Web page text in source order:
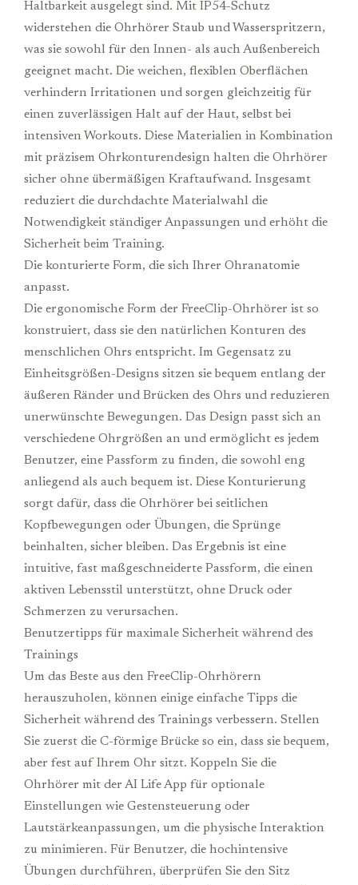
Haltbarkeit ausgelegt sind. Mit IP54-Schutz
widerstehen die Ohrhörer Staub und Wasserspritzern,
was sie sowohl für den Innen- als auch Außenbereich
geeignet macht. Die weichen, flexiblen Oberflächen
verhindern Irritationen und sorgen gleichzeitig für
einen zuverlässigen Halt auf der Haut, selbst bei
intensiven Workouts. Diese Materialien in Kombination
mit präzisem Ohrkonturendesign halten die Ohrhörer
sicher ohne übermäßigen Kraftaufwand. Insgesamt
reduziert die durchdachte Materialwahl die
Notwendigkeit ständiger Anpassungen und erhöht die
Sicherheit beim Training.
Die konturierte Form, die sich Ihrer Ohranatomie
anpasst.
Die ergonomische Form der FreeClip-Ohrhörer ist so
konstruiert, dass sie den natürlichen Konturen des
menschlichen Ohrs entspricht. Im Gegensatz zu
Einheitsgrößen-Designs sitzen sie bequem entlang der
äußeren Ränder und Brücken des Ohrs und reduzieren
unerwünschte Bewegungen. Das Design passt sich an
verschiedene Ohrgrößen an und ermöglicht es jedem
Benutzer, eine Passform zu finden, die sowohl eng
anliegend als auch bequem ist. Diese Konturierung
sorgt dafür, dass die Ohrhörer bei seitlichen
Kopfbewegungen oder Übungen, die Sprünge
beinhalten, sicher bleiben. Das Ergebnis ist eine
intuitive, fast maßgeschneiderte Passform, die einen
aktiven Lebensstil unterstützt, ohne Druck oder
Schmerzen zu verursachen.
Benutzertipps für maximale Sicherheit während des
Trainings
Um das Beste aus den FreeClip-Ohrhörern
herauszuholen, können einige einfache Tipps die
Sicherheit während des Trainings verbessern. Stellen
Sie zuerst die C-förmige Brücke so ein, dass sie bequem,
aber fest auf Ihrem Ohr sitzt. Koppeln Sie die
Ohrhörer mit der AI Life App für optionale
Einstellungen wie Gestensteuerung oder
Lautstärkeanpassungen, um die physische Interaktion
zu minimieren. Für Benutzer, die hochintensive
Übungen durchführen, überprüfen Sie den Sitz